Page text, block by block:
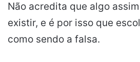
Não acredita que algo
existir, e é por isso que
como sendo a falsa.